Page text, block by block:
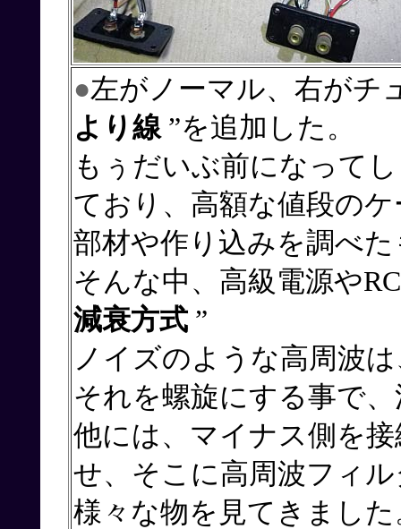
●左がノーマル、右が
より線”を追加した。
もぅだいぶ前になって
ており、高額な値段の
部材や作り込みを調べ
そんな中、高級電源や
減衰方式 ”
ノイズのような高周波
それを螺旋にする事で
他には、マイナス側を
せ、そこに高周波フィ
様々な物を見てきました